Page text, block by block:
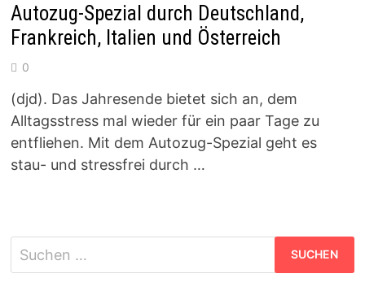
Autozug-Spezial durch Deutschland,
Frankreich, Italien und Österreich
0
(djd). Das Jahresende bietet sich an, dem
Alltagsstress mal wieder für ein paar Tage zu
entfliehen. Mit dem Autozug-Spezial geht es
stau- und stressfrei durch …
Suchen
nach: